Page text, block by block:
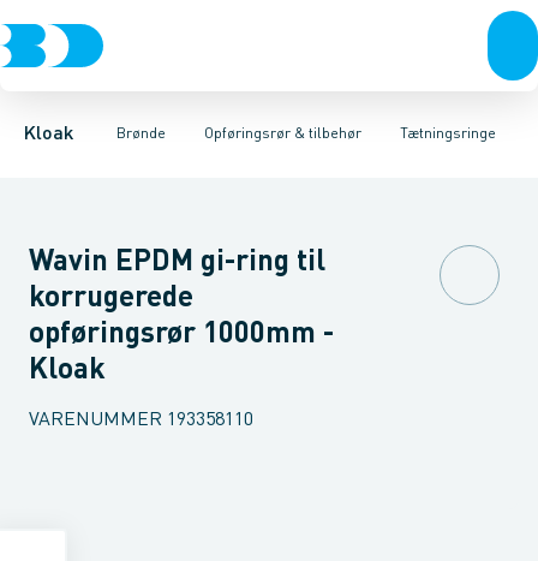
Kloak Brønde
Rør & fittingsBrønde BrøndgodsLinjeafvandingTanke,
Opføringsrør & tilbehør
Rense & inspektions brøndeOpføringsrør & tilbehør
Tætningsringe
OpføringsrørTætningsringeLågBundeMuffer Reduktioner
Wavin EPDM gi-ring til
korrugerede
opføringsrør 1000mm -
Kloak
VARENUMMER 193358110